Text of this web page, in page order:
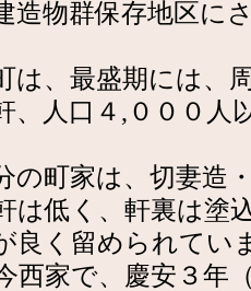
造物群保存地区に
は、最盛期には、
、人口４,０００
の町家は、切妻造
は低く、軒裏は塗
良く留められてい
西家で、慶安３年